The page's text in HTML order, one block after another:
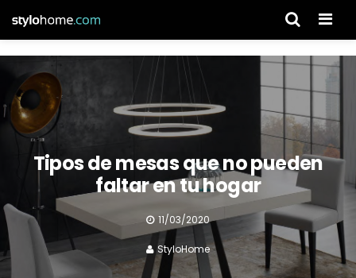
Tipos de mesas que no pueden
faltar en tu hogar
11/03/2020
StyloHome